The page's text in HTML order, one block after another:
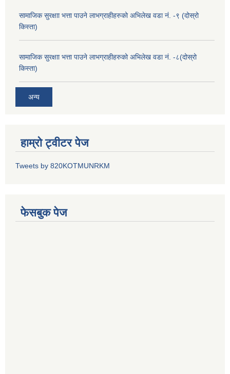
सामाजिक सुरक्षाा भत्ता पाउने लाभग्राहीहरुको अभिलेख वडा नं. -९ (दोस्रो
किस्ता)
सामाजिक सुरक्षाा भत्ता पाउने लाभग्राहीहरुको अभिलेख वडा नं. -८(दोस्रो
किस्ता)
अन्य
हाम्रो ट्वीटर पेज
Tweets by 820KOTMUNRKM
फेसबुक पेज